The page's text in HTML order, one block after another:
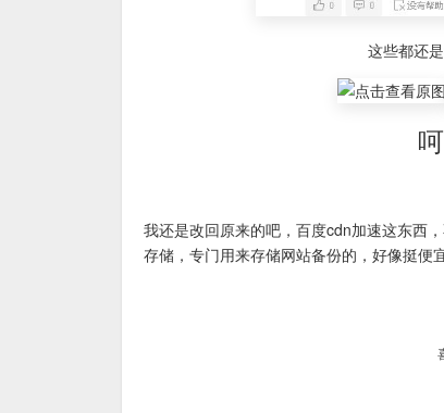
这些都还
我还是改回原来的吧，百度cdn加速这东西
存储，专门用来存储网站备份的，好像挺便